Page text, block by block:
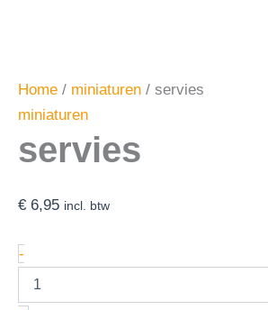
Home / miniaturen / servies
miniaturen
servies
€ 6,95 incl. btw
-